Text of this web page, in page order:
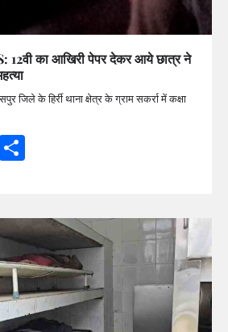
12वी का आखिरी पेपर देकर आये छात्र ने
जिले के हिर्री थाना क्षेत्र के ग्राम सकर्रा में कक्षा
X